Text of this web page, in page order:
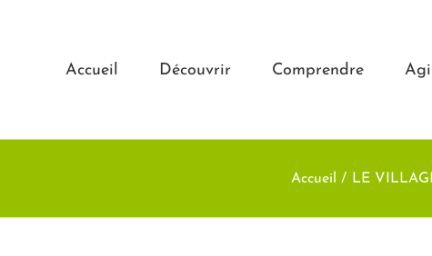
Accueil Découvrir Comprendre
Accueil LE